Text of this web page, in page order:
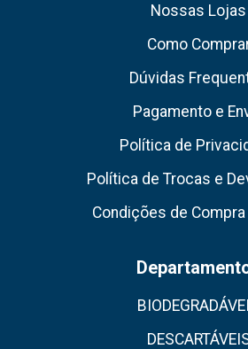
Nossas Lojas
Como
Dúvidas
Pagamento e
Política de
Política de Trocas e
Condições de